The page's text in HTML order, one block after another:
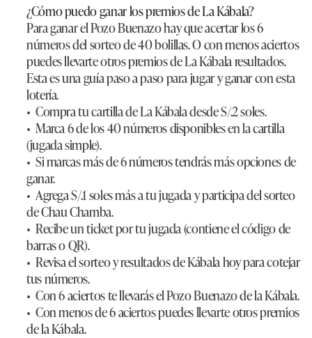
¿Cómo puedo ganar los premios de La Kábala?
Para ganar el Pozo Buenazo hay que acertar los 6
números del sorteo de 40 bolillas. O con menos aciertos
puedes llevarte otros premios de La Kábala resultados.
Esta es una guía paso a paso para jugar y ganar con esta
lotería.
• Compra tu cartilla de La Kábala desde S/.2 soles.
• Marca 6 de los 40 números disponibles en la cartilla
(jugada simple).
• Si marcas más de 6 números tendrás más opciones de
ganar.
• Agrega S/.1 soles más a tu jugada y participa del sorteo
de Chau Chamba.
• Recibe un ticket por tu jugada (contiene el código de
barras o QR).
• Revisa el sorteo y resultados de Kábala hoy para cotejar
tus números.
• Con 6 aciertos te llevarás el Pozo Buenazo de la Kábala.
• Con menos de 6 aciertos puedes llevarte otros premios
de la Kábala.